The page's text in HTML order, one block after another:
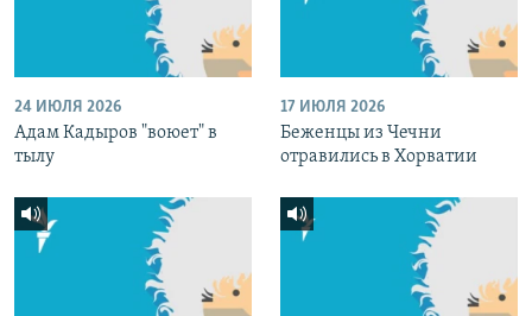
24 ИЮЛЯ 2026
Адам Кадыров "воюет" в
тылу
17 ИЮЛЯ 2026
Беженцы из Чечни
отравились в Хорватии